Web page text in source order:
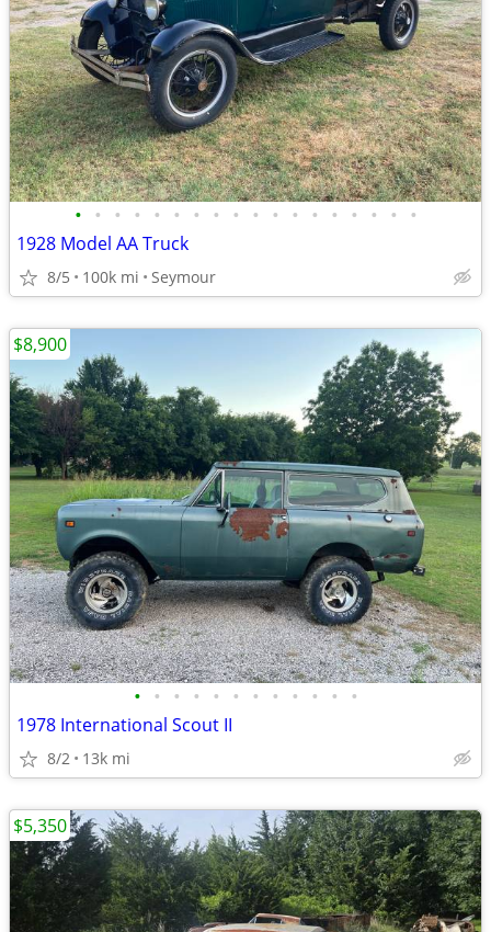
• • • • • • • • • • • • • • • • • •
1928 Model AA Truck
8/5 100k mi Seymour
• • • • • • • • • • • •
1978 International Scout II
8/2 13k mi
$8,900
$5,350